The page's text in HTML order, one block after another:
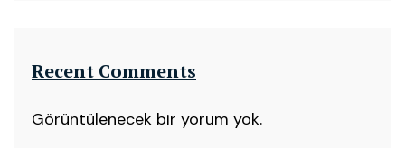
Recent Comments
Görüntülenecek bir yorum yok.